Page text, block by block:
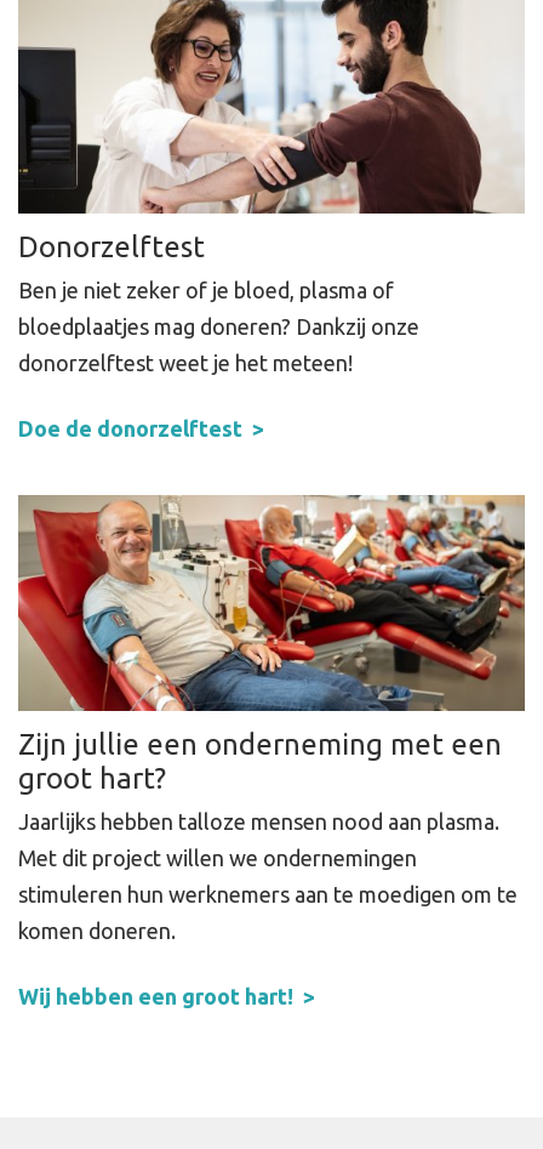
Donorzelftest
Ben je niet zeker of je bloed, plasma of
bloedplaatjes mag doneren? Dankzij onze
donorzelftest weet je het meteen!
Doe de donorzelftest
Zijn jullie een onderneming met een
groot hart?
Jaarlijks hebben talloze mensen nood aan plasma.
Met dit project willen we ondernemingen
stimuleren hun werknemers aan te moedigen om te
komen doneren.
Wij hebben een groot hart!